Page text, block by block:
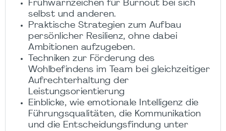
Frühwarnzeichen für Burnout bei sich
selbst und anderen.
Praktische Strategien zum Aufbau
persönlicher Resilienz, ohne dabei
Ambitionen aufzugeben.
Techniken zur Förderung des
Wohlbefindens im Team bei gleichzeitiger
Aufrechterhaltung der
Leistungsorientierung
Einblicke, wie emotionale Intelligenz die
Führungsqualitäten, die Kommunikation
und die Entscheidungsfindung unter